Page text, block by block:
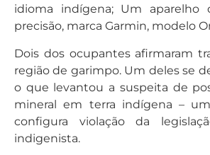
idioma indígena; Um aparelho
precisão, marca Garmin, modelo
Dois dos ocupantes afirmaram
região de garimpo. Um deles se
o que levantou a suspeita de
mineral em terra indígena –
configura violação da
indigenista.